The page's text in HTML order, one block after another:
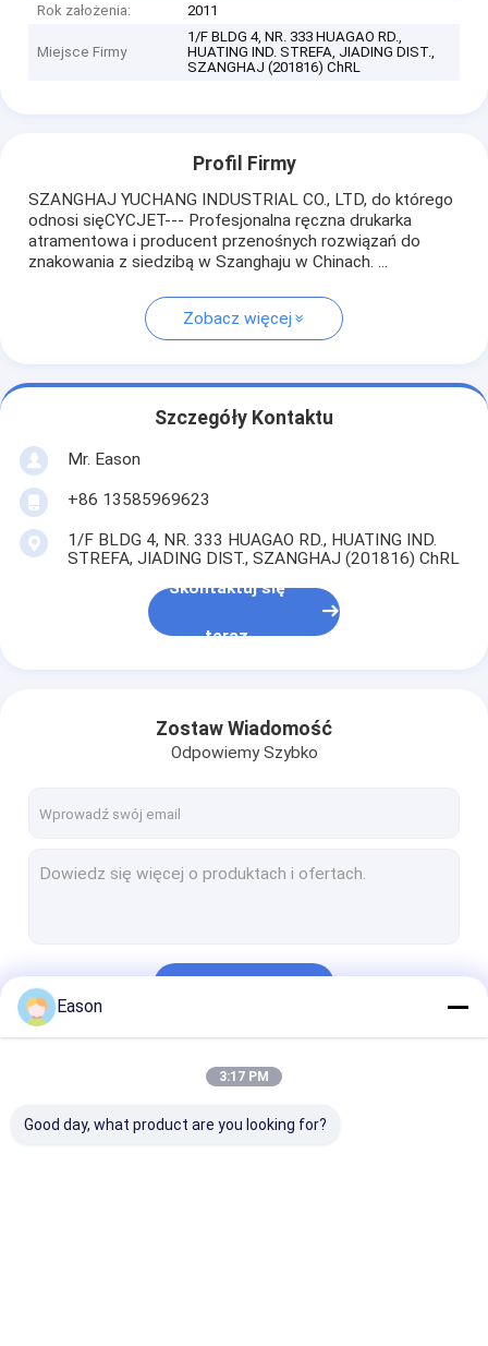
Rok założenia:
2011
Miejsce Firmy
1/F BLDG 4, NR. 333 HUAGAO RD.,
HUATING IND. STREFA, JIADING DIST.,
SZANGHAJ (201816) ChRL
Profil Firmy
SZANGHAJ YUCHANG INDUSTRIAL CO., LTD, do którego
odnosi sięCYCJET--- Profesjonalna ręczna drukarka
atramentowa i producent przenośnych rozwiązań do
znakowania z siedzibą w Szanghaju w Chinach. ...
Zobacz więcej
Szczegóły Kontaktu
Mr. Eason
+86 13585969623
1/F BLDG 4, NR. 333 HUAGAO RD., HUATING IND.
STREFA, JIADING DIST., SZANGHAJ (201816) ChRL
Skontaktuj się
teraz
Zostaw Wiadomość
Odpowiemy Szybko
Eason
3:17 PM
Good day, what product are you looking for?